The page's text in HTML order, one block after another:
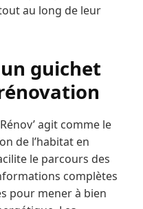
au long de leur
un guichet
agit comme le
de l’habitat en
le parcours des
complètes
pour mener à bien